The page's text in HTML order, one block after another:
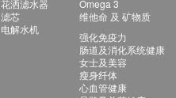
花洒滤水器
滤芯
电解水机
Omega 3
维他命 及 矿物质
强化免疫力
肠道及消化系统健康
女士及美容
瘦身纤体
心血管健康